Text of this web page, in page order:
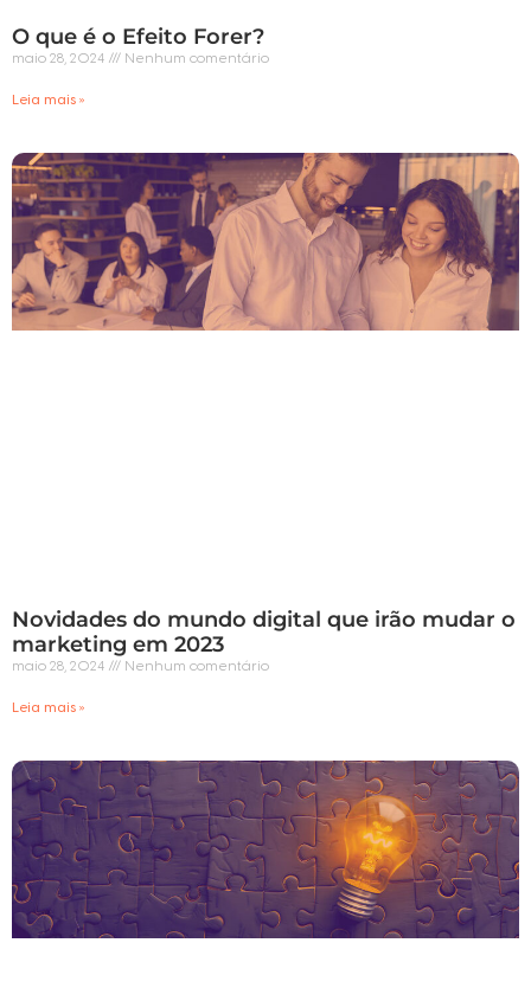
O que é o Efeito Forer?
maio 28, 2024 Nenhum comentário
Leia mais »
Novidades do mundo digital que irão mudar o
marketing em 2023
maio 28, 2024 Nenhum comentário
Leia mais »